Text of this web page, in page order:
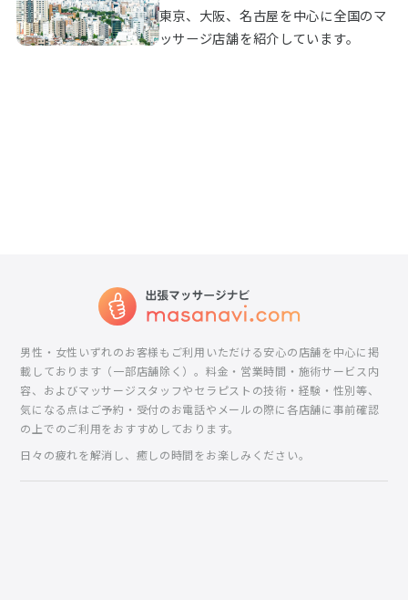
東京、大阪、名古屋を中心に全国のマ
ッサージ店舗を紹介しています。
男性・女性いずれのお客様もご利用いただける安心の店舗を中心に掲
載しております（一部店舗除く）。料金・営業時間・施術サービス内
容、およびマッサージスタッフやセラピストの技術・経験・性別等、
気になる点はご予約・受付のお電話やメールの際に各店舗に事前確認
の上でのご利用をおすすめしております。
日々の疲れを解消し、癒しの時間をお楽しみください。